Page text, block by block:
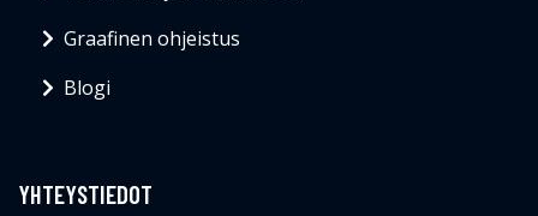
Graafinen ohjeistus
Blogi
YHTEYSTIEDOT